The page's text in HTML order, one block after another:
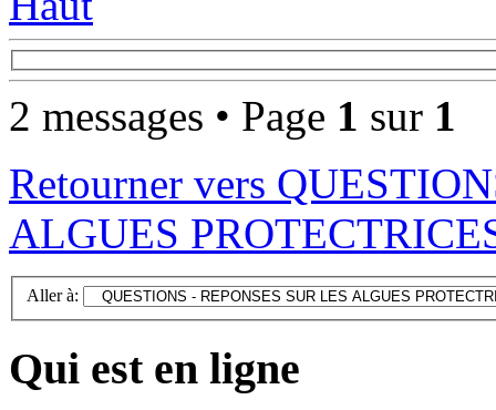
2 messages • Page 1 sur 1
Retourner vers
ALGUES
Aller à:
Qui est en ligne